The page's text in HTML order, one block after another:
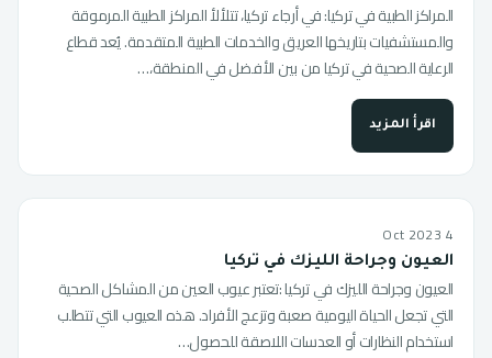
المراكز الطبية في تركيا: في أرجاء تركيا، تتلألأ المراكز الطبية المرموقة
والمستشفيات بتاريخها العريق والخدمات الطبية المتقدمة. يُعد قطاع
الرعاية الصحية في تركيا من بين الأفضل في المنطقة،…
اقرأ المزيد
4 Oct 2023
العيون وجراحة الليزك في تركيا
العيون وجراحة الليزك في تركيا :تعتبر عيوب العين من المشاكل الصحية
التي تجعل الحياة اليومية صعبة وتزعج الأفراد. هذه العيوب التي تتطلب
استخدام النظارات أو العدسات اللاصقة للحصول…